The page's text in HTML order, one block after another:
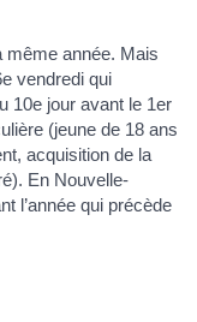
année. Mais
vendredi qui
10e jour avant le 1er
(jeune de 18 ans
acquisition de la
En Nouvelle-
l’année qui précède